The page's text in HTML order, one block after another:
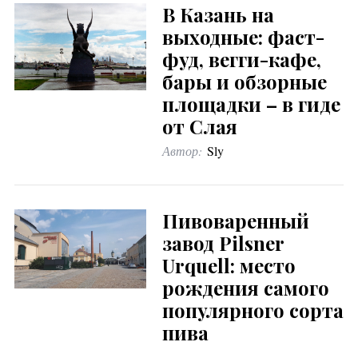
В Казань на
выходные: фаст-
фуд, вегги-кафе,
бары и обзорные
площадки – в гиде
от Слая
Автор: Sly
Пивоваренный
завод Pilsner
Urquell: место
рождения самого
популярного сорта
пива